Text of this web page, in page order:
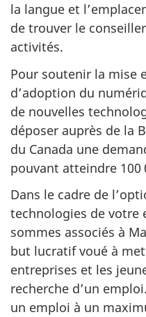
la langue et
de trouver le
activités.
Pour soutenir la mise
d’adoption du
de nouvelles
déposer auprès de la
du Canada une
pouvant atteindre 100
Dans le cadre de
technologies de votre
sommes associés à
but lucratif voué à
entreprises et les
recherche d’un
un emploi à un